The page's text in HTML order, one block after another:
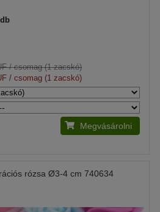
/ csomag (1 zacskó)
/ csomag (1 zacskó)
Megvásárolni
rózsa Ø3-4 cm 740634